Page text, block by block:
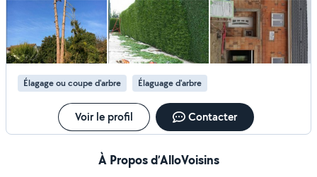
Élagage ou coupe d'arbre Élaguage d'arbre
Voir le profil Contacter
À Propos d’AlloVoisins